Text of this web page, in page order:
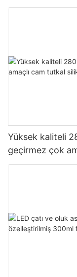
Sızdırmazlık
Yüksek kaliteli
geçirmez çok
sızdırmazlık